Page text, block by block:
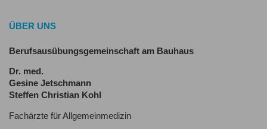
ÜBER UNS
Berufsausübungsgemeinschaft am Bauhaus
Dr. med.
Gesine Jetschmann
Steffen Christian Kohl
Fachärzte für Allgemeinmedizin